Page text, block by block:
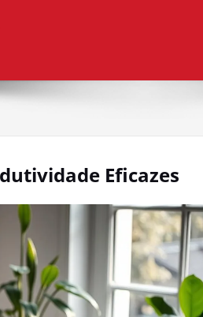
Eficazes